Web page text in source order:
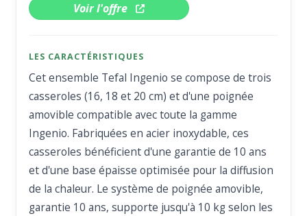
Voir l'offre
LES CARACTÉRISTIQUES
Cet ensemble Tefal Ingenio se compose de trois
casseroles (16, 18 et 20 cm) et d'une poignée
amovible compatible avec toute la gamme
Ingenio. Fabriquées en acier inoxydable, ces
casseroles bénéficient d'une garantie de 10 ans
et d'une base épaisse optimisée pour la diffusion
de la chaleur. Le système de poignée amovible,
garantie 10 ans, supporte jusqu'à 10 kg selon les